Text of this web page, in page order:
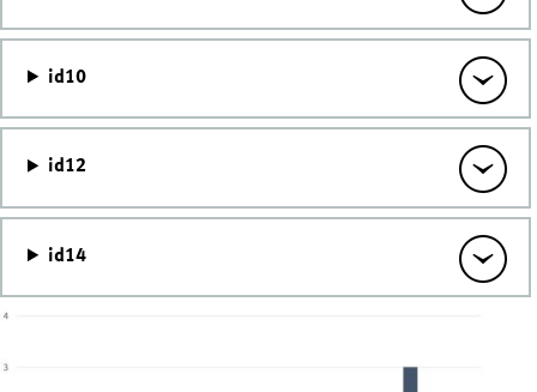
id10
id12
id14